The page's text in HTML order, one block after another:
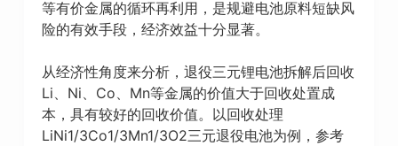
等有价金属的循环再利用，是规避电池原料短缺风
险的有效手段，经济效益十分显著。
从经济性角度来分析，退役三元锂电池拆解后回收
Li、Ni、Co、Mn等金属的价值大于回收处置成
本，具有较好的回收价值。以回收处理
LiNi1/3Co1/3Mn1/3O2三元退役电池为例，参考